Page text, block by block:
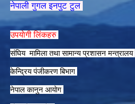
नेपाली गुगल इनपुट टुल
उपयाेगी लिंकहरु
संघिय मामिला तथा सामान्य प्रशासन मन्त्रालय
केन्द्रिय पंजीकरण बिभाग
नेपाल कानुन आयाेग